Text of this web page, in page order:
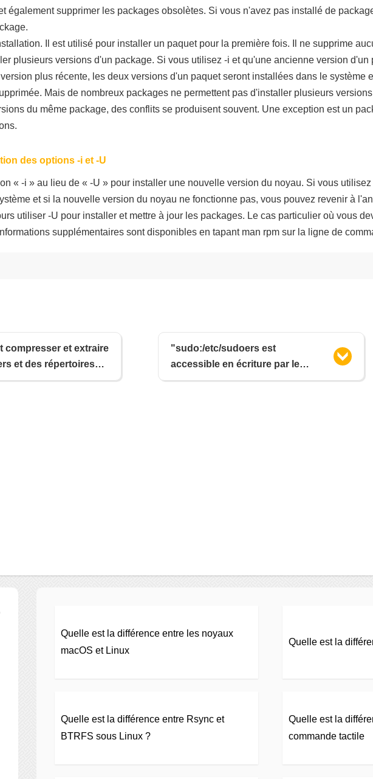
également supprimer les packages obsolètes. Si vous n'avez pas installé de
Il est utilisé pour installer un paquet pour la première fois. Il ne supprime
plusieurs versions d'un package. Si vous utilisez -i et qu'une ancienne version d'un
plus récente, les deux versions d'un paquet seront installées dans le système
Mais de nombreux packages ne permettent pas d'installer plusieurs
du même package, des conflits se produisent souvent. Une exception est un
des options -i et -U
« -i » au lieu de « -U » pour installer une nouvelle version du noyau. Si vous
et si la nouvelle version du noyau ne fonctionne pas, vous pouvez revenir à
utiliser -U pour installer et mettre à jour les packages. Le cas particulier où vous
supplémentaires sont disponibles en tapant man rpm sur la ligne de
compresser et extraire
et des répertoires
à l'aide de gzip et
"sudo:/etc/sudoers est
accessible en écriture par le
monde" - Comment corriger les
Quelle est la différence entre les noyaux
macOS et Linux
Quelle est la
Quelle est la différence entre Rsync et
BTRFS sous Linux ?
Quelle est la
commande tactile